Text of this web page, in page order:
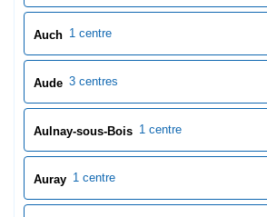
Auch 1 centre
Aude 3 centres
Aulnay-sous-Bois 1 centre
Auray 1 centre